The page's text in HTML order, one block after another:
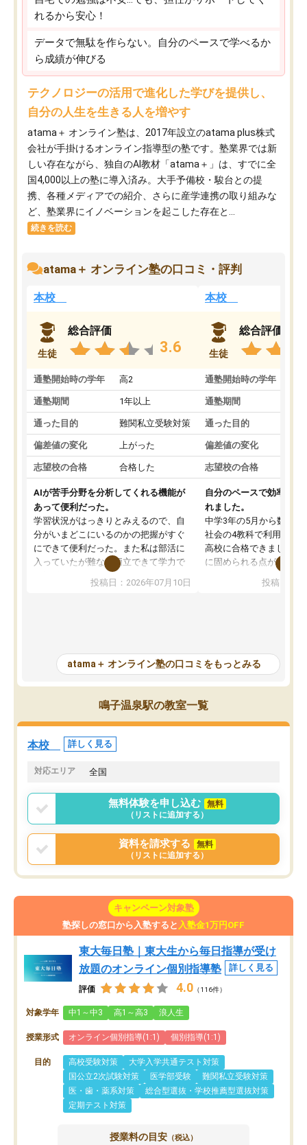
れるから安心！
データで無駄を作らない。自分のペースで学べるか
ら成績が伸びる
テクノロジーの活用で進化した学びを提供し、
自分の人生を生きる人を増やす
atama＋ オンライン塾は、2017年設立のatama plus株式
会社が手掛けるオンライン指導型の塾です。塾業界では新
しい存在ながら、独自のAI教材「atama＋」は、すでに全
国4,000以上の塾に導入済み。大手予備校・駿台との提
携、各種メディアでの紹介、さらに産学連携の取り組みな
ど、塾業界にイノベーションを起こした存在と...
続きを読む
atama＋ オンライン塾の口コミ・評判
本校
生徒
総合評価
3.6
通塾開始時の学年 高2
通塾期間 1年以上
通った目的 難関私立受験対策
偏差値の変化 上がった
志望校の合格 合格した
AIが苦手分野を分析してくれる機能が
あって便利だった。
学習状況がはっきりとみえるので、自
分がいまどこにいるのかの把握がすぐ
にできて便利だった。また私は部活に
入っていたが難なく両立できて学力で
も部活でも結果を残すことができてよ
かった。また問題演習の際に、自分が
が、自分で自分の管理ができない人に
とっては難しい部分もあるのではない
かと思った。
投稿日：2026年07月10日
本校
生徒
総合評価
通塾開始時の学年
通塾期間
通った目的
偏差値の変化
志望校の合格
自分のペースで効率よく
れました。
中学3年の5月から数学・
社会の4教科で利用し、
高校に合格できました。
に固められる点が魅力で
項目のおかげで、手軽
元数が可視化されるので
しながら意欲的に取り組
常に効果を実感している
になった現在も大学受験
して利用しており、自信
すめできる塾です。
投稿日：
atama＋ オンライン塾の口コミをもっとみる
鳴子温泉駅の教室一覧
本校 詳しく見る
対応エリア 全国
無料体験を申し込む
無料
（リストに追加する）
資料を請求する
無料
（リストに追加する）
キャンペーン対象塾
塾探しの窓口から入塾すると 入塾金1万円OFF
東大毎日塾｜東大生から毎日指導が受け
放題のオンライン個別指導塾
詳しく見る
評価 4.0 （116件）
対象学年 中1～中3 高1～高3 浪人生
授業形式 オンライン個別指導(1:1) 個別指導(1:1)
目的 高校受験対策
大学入学共通テスト対策
国公立2次試験対策
医学部受験
難関私立受験対策
医・歯・薬系対策
総合型選抜・学校推薦型選抜対策
定期テスト対策
授業料の目安 （税込）